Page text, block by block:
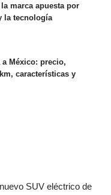
marca apuesta por
la tecnología
a México: precio,
características y
SUV eléctrico de